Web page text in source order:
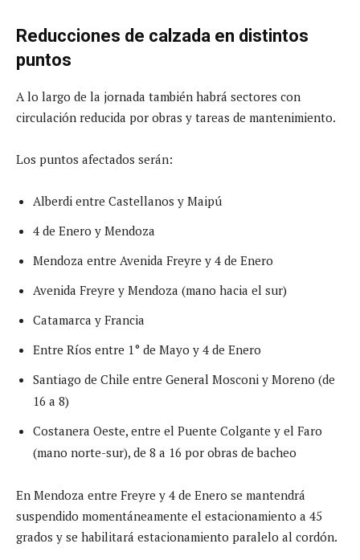
Reducciones de calzada en distintos
puntos
A lo largo de la jornada también habrá sectores con
circulación reducida por obras y tareas de mantenimiento.
Los puntos afectados serán:
Alberdi entre Castellanos y Maipú
4 de Enero y Mendoza
Mendoza entre Avenida Freyre y 4 de Enero
Avenida Freyre y Mendoza (mano hacia el sur)
Catamarca y Francia
Entre Ríos entre 1° de Mayo y 4 de Enero
Santiago de Chile entre General Mosconi y Moreno (de
16 a 8)
Costanera Oeste, entre el Puente Colgante y el Faro
(mano norte-sur), de 8 a 16 por obras de bacheo
En Mendoza entre Freyre y 4 de Enero se mantendrá
suspendido momentáneamente el estacionamiento a 45
grados y se habilitará estacionamiento paralelo al cordón.